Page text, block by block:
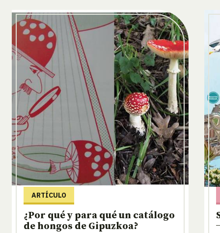
ARTÍCULO
¿Por qué y para qué un catálogo
de hongos de Gipuzkoa?